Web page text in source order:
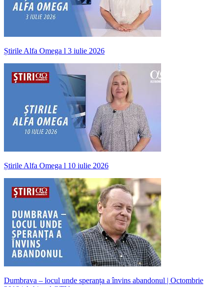
Știrile Alfa Omega l 3 iulie 2026
Știrile Alfa Omega l 10 iulie 2026
Dumbrava – locul unde speranța a învins abandonul | Octombrie